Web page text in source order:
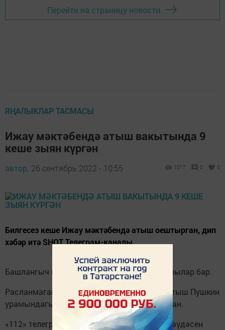
Перейти на страницу новости
ЯҢАЛЫКЛАР ТАСМАСЫ
Ижау мәктәбендә атыш вакытында 9
кеше зыян күргән
автор, 26 сентябрь 2022 - 10:55 1017 0 0
Билгесез кеше Ижау мәктәбендә атыш оештырган, дип
хәбәр итә SHOT Телеграм-каналы.
Башлангыч мәгълүматлар буенча, яраланучылар бар.
Расланмаган мәгълүматларга караганда, атыш Пушкин
урамындагы 88нче номерлы мәктәптә булган.
«112» телеграм каналы аткан кешенең үле гәүдәсен